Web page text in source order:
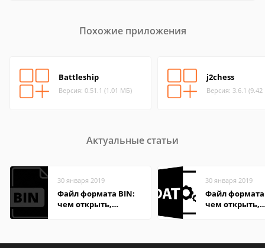
Похожие приложения
Battleship
Версия: 0.51.1 (1.01 МБ)
j2chess
Версия: 3.6.1
Актуальные статьи
30 января 2019
Файл формата BIN:
чем открыть,
30 января 2019
Файл формата
чем открыть,